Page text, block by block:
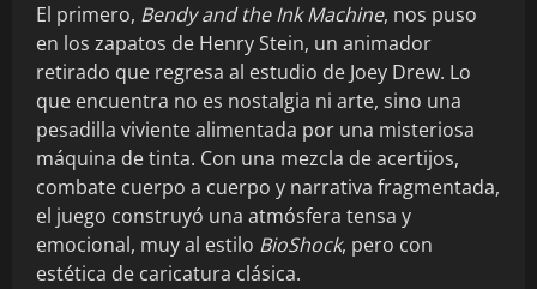
El primero, Bendy and the Ink Machine, nos puso
en los zapatos de Henry Stein, un animador
retirado que regresa al estudio de Joey Drew. Lo
que encuentra no es nostalgia ni arte, sino una
pesadilla viviente alimentada por una misteriosa
máquina de tinta. Con una mezcla de acertijos,
combate cuerpo a cuerpo y narrativa fragmentada,
el juego construyó una atmósfera tensa y
emocional, muy al estilo BioShock, pero con
estética de caricatura clásica.